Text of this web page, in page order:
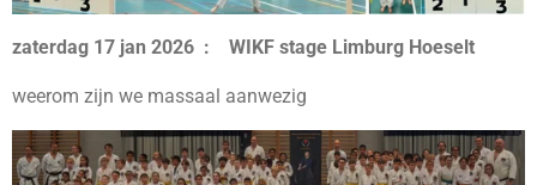
zaterdag 17 jan 2026 : WIKF stage Limburg Hoeselt
weerom zijn we massaal aanwezig